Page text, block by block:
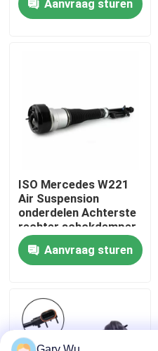
Fabriekstocht
Neem contact met ons op
Nieuws
Gevallen
Autoverhangingssysteem
Suspension
onderdelen
Aanvraag sturen
ISO Mercedes W221
Air Suspension
onderdelen Achterste
rechter schokdemper
2213205613
Aanvraag sturen